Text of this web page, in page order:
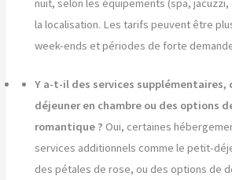
nuit, selon les équipements (spa,
la localisation. Les tarifs peuvent être
week-ends et périodes de forte
Y a-t-il des services supplémentaires,
déjeuner en chambre ou des options
romantique ? Oui, certaines
services additionnels comme le petit-
des pétales de rose, ou des options de